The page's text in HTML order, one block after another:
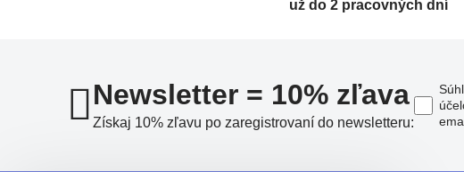
už do 2 pracovných dní
Newsletter = 10% zľava
Získaj 10% zľavu po zaregistrovaní do newsletteru: